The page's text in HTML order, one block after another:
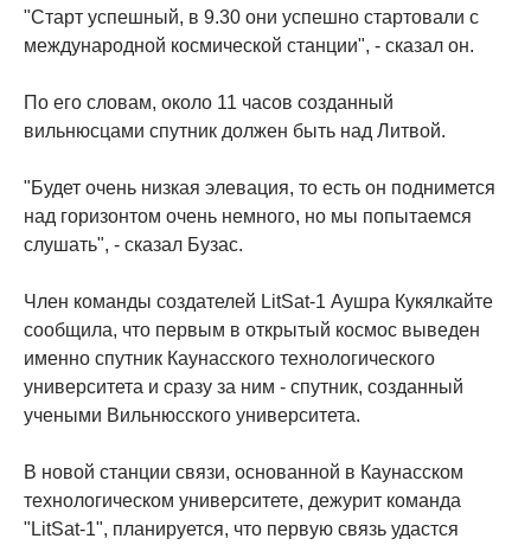
"Старт успешный, в 9.30 они успешно стартовали с
международной космической станции", - сказал он.
По его словам, около 11 часов созданный
вильнюсцами спутник должен быть над Литвой.
"Будет очень низкая элевация, то есть он поднимется
над горизонтом очень немного, но мы попытаемся
слушать", - сказал Бузас.
Член команды создателей LitSat-1 Аушра Кукялкайте
сообщила, что первым в открытый космос выведен
именно спутник Каунасского технологического
университета и сразу за ним - спутник, созданный
учеными Вильнюсского университета.
В новой станции связи, основанной в Каунасском
технологическом университете, дежурит команда
"LitSat-1", планируется, что первую связь удастся